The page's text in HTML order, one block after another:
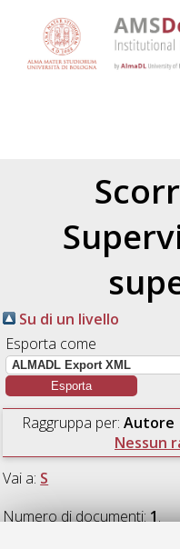
Su di un livello
Esporta come
Raggruppa per: Autore
Nessun
Vai a: S
Numero di documenti:1.